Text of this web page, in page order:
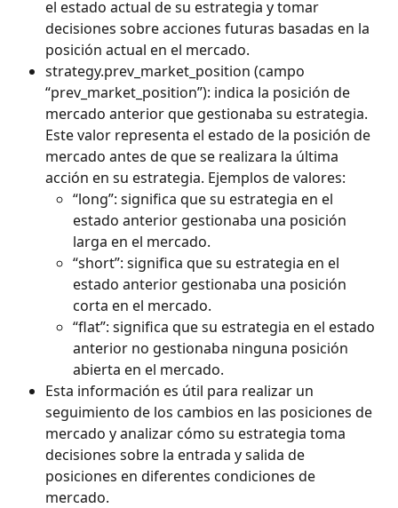
el estado actual de su estrategia y tomar
decisiones sobre acciones futuras basadas en la
posición actual en el mercado.
strategy.prev_market_position (campo
“prev_market_position”): indica la posición de
mercado anterior que gestionaba su estrategia.
Este valor representa el estado de la posición de
mercado antes de que se realizara la última
acción en su estrategia. Ejemplos de valores:
“long”: significa que su estrategia en el
estado anterior gestionaba una posición
larga en el mercado.
“short”: significa que su estrategia en el
estado anterior gestionaba una posición
corta en el mercado.
“flat”: significa que su estrategia en el estado
anterior no gestionaba ninguna posición
abierta en el mercado.
Esta información es útil para realizar un
seguimiento de los cambios en las posiciones de
mercado y analizar cómo su estrategia toma
decisiones sobre la entrada y salida de
posiciones en diferentes condiciones de
mercado.